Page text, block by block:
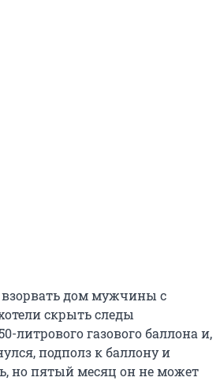
дом мужчины с
скрыть следы
литрового газового баллона и,
подполз к баллону и
но пятый месяц он не может